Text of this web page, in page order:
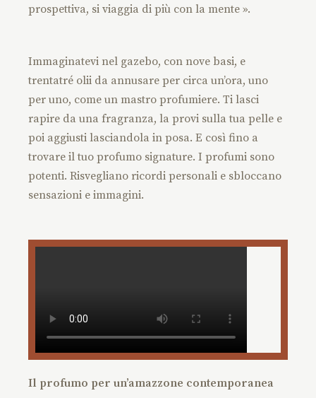
prospettiva, si viaggia di più con la mente ».
Immaginatevi nel gazebo, con nove basi, e
trentatré olii da annusare per circa un’ora, uno
per uno, come un mastro profumiere. Ti lasci
rapire da una fragranza, la provi sulla tua pelle e
poi aggiusti lasciandola in posa. E così fino a
trovare il tuo profumo signature. I profumi sono
potenti. Risvegliano ricordi personali e sbloccano
sensazioni e immagini.
Il profumo per un’amazzone contemporanea